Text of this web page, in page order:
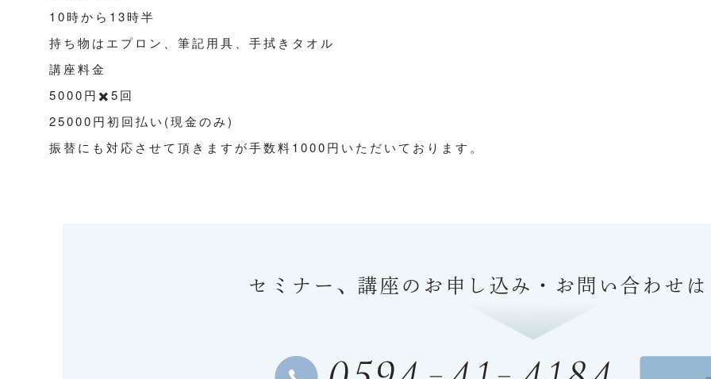
10時から13時半
持ち物はエプロン、筆記用具、手拭きタオル
講座料金
5000円✖️5回
25000円初回払い(現金のみ)
振替にも対応させて頂きますが手数料1000円いただいております。
セミナー、講座の お申し込み・お問い合わせは